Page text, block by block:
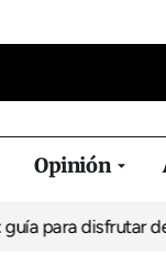
Opinión
del fin de